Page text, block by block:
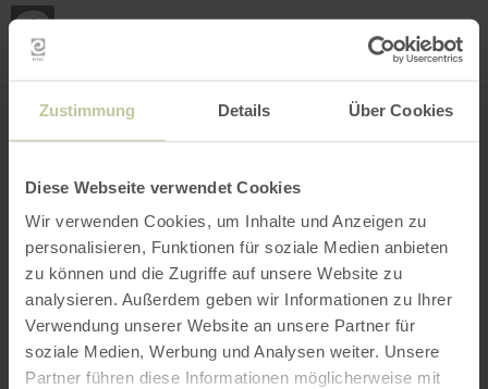
Zustimmung Details Über Cookies
Diese Webseite verwendet Cookies
Wir verwenden Cookies, um Inhalte und Anzeigen zu
personalisieren, Funktionen für soziale Medien anbieten
zu können und die Zugriffe auf unsere Website zu
analysieren. Außerdem geben wir Informationen zu Ihrer
Verwendung unserer Website an unsere Partner für
soziale Medien, Werbung und Analysen weiter. Unsere
Partner führen diese Informationen möglicherweise mit
INTERAKTIVE KARTE
Filter öffnen